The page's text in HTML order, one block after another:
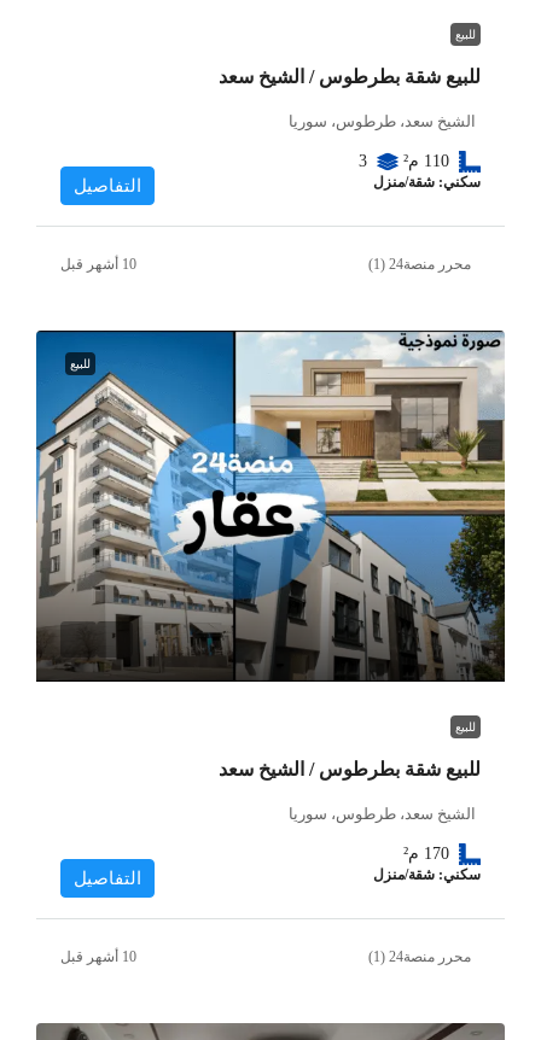
للبيع
للبيع شقة بطرطوس / الشيخ سعد
الشيخ سعد، طرطوس، سوريا
110 م² 3
سكني: شقة/منزل التفاصيل
محرر منصة24 (1)
للبيع
للبيع
للبيع شقة بطرطوس / الشيخ سعد
الشيخ سعد، طرطوس، سوريا
170 م²
سكني: شقة/منزل التفاصيل
محرر منصة24 (1)